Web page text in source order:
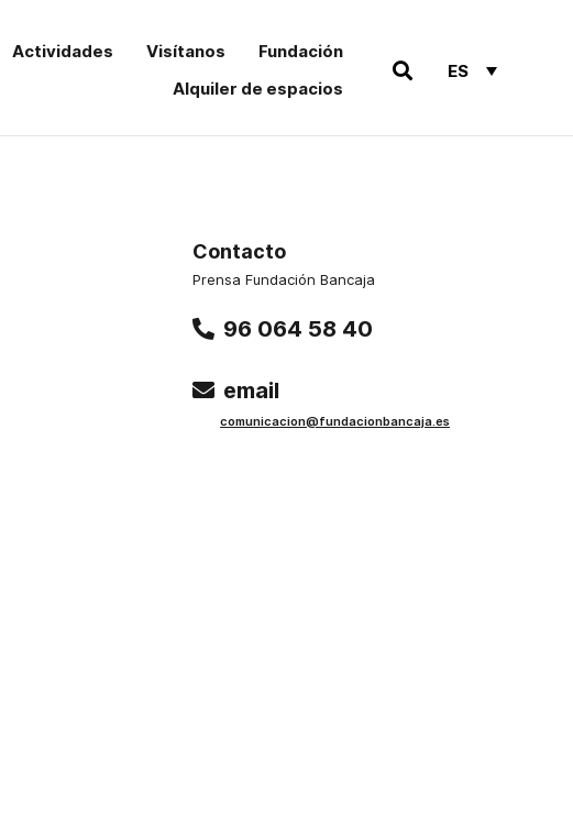
Actividades Visítanos
Fundación
Alquiler de espacios
ES
Contacto
Prensa Fundación Bancaja
96 064 58 40
email
comunicacion@fundacionbancaja.es